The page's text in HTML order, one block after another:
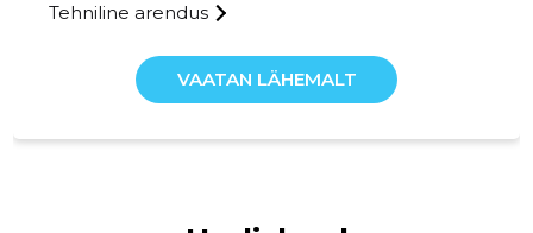
Tehniline arendus
VAATAN LÄHEMALT